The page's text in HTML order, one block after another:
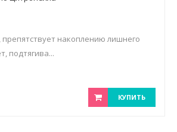
накоплению лишнего
подтягива...
КУПИТЬ